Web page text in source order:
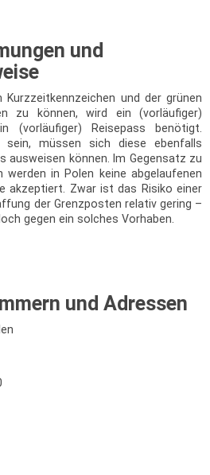
und
und der grünen
zu können, wird ein (vorläufiger)
(vorläufiger) Reisepass benötigt.
sein, müssen sich diese ebenfalls
ausweisen können. Im Gegensatz zu
werden in Polen keine abgelaufenen
akzeptiert. Zwar ist das Risiko einer
der Grenzposten relativ gering –
gegen ein solches Vorhaben.
und Adressen